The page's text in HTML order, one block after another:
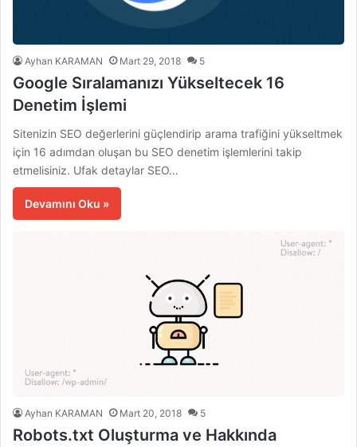
Ayhan KARAMAN Mart 29, 2018 5
Google Sıralamanızı Yükseltecek 16
Denetim İşlemi
Sitenizin SEO değerlerini güçlendirip arama trafiğini yükseltmek
için 16 adımdan oluşan bu SEO denetim işlemlerini takip
etmelisiniz. Ufak detaylar SEO…
Devamını Oku »
Ayhan KARAMAN Mart 20, 2018 5
Robots.txt Oluşturma ve Hakkında